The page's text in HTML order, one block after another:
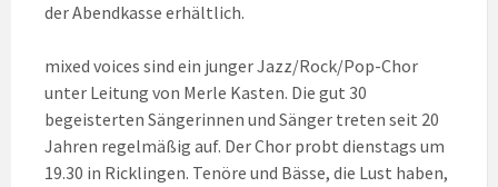
der Abendkasse erhältlich.
mixed voices sind ein junger Jazz/Rock/Pop-Chor
unter Leitung von Merle Kasten. Die gut 30
begeisterten Sängerinnen und Sänger treten seit 20
Jahren regelmäßig auf. Der Chor probt dienstags um
19.30 in Ricklingen. Tenöre und Bässe, die Lust haben,